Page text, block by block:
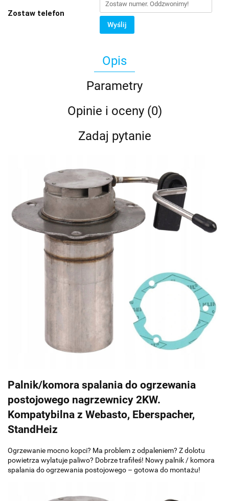
Zostaw telefon
Wyślij
Opis
Parametry
Opinie i oceny (0)
Zadaj pytanie
Palnik/komora spalania do ogrzewania
postojowego nagrzewnicy 2KW.
Kompatybilna z Webasto, Eberspacher,
StandHeiz
Ogrzewanie mocno kopci? Ma problem z odpaleniem? Z dolotu
powietrza wylatuje paliwo? Dobrze trafiłeś! Nowy palnik / komora
spalania do ogrzewania postojowego – gotowa do montażu!